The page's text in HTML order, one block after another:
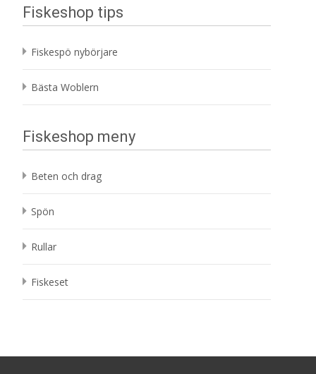
Fiskeshop tips
Fiskespö nybörjare
Bästa Woblern
Fiskeshop meny
Beten och drag
Spön
Rullar
Fiskeset